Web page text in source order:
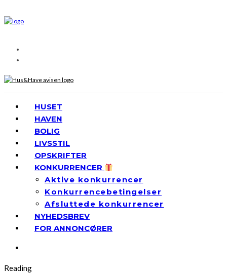
HUSET
HAVEN
BOLIG
LIVSSTIL
OPSKRIFTER
KONKURRENCER
Aktive konkurrencer
Konkurrencebetingelser
Afsluttede konkurrencer
NYHEDSBREV
FOR ANNONCØRER
Reading